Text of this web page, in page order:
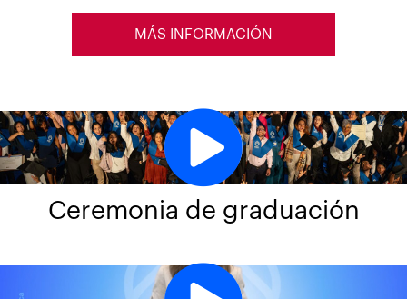
MÁS INFORMACIÓN
Ceremonia de graduación